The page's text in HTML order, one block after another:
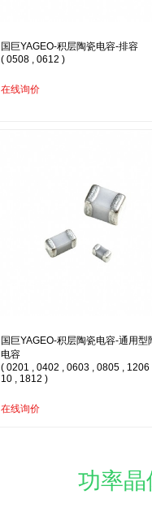
国巨YAGEO-积层陶瓷电容-排容
( 0508 , 0612 )
在线询价
国巨YAGEO-积层陶瓷电容-通用型
电容
( 0201 , 0402 , 0603 , 0805 , 1206
10 , 1812 )
在线询价
功率